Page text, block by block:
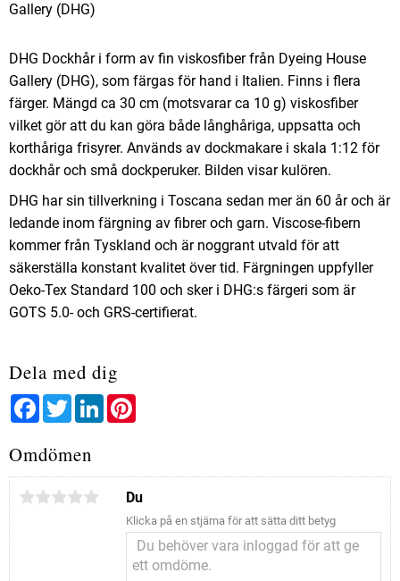
Gallery (DHG)
DHG Dockhår i form av fin viskosfiber från Dyeing House
Gallery (DHG), som färgas för hand i Italien. Finns i flera
färger. Mängd ca 30 cm (motsvarar ca 10 g) viskosfiber
vilket gör att du kan göra både långhåriga, uppsatta och
korthåriga frisyrer. Används av dockmakare i skala 1:12 för
dockhår och små dockperuker. Bilden visar kulören.
DHG har sin tillverkning i Toscana sedan mer än 60 år och är
ledande inom färgning av fibrer och garn. Viscose-fibern
kommer från Tyskland och är noggrant utvald för att
säkerställa konstant kvalitet över tid. Färgningen uppfyller
Oeko-Tex Standard 100 och sker i DHG:s färgeri som är
GOTS 5.0- och GRS-certifierat.
Dela med dig
FacebookTwitterLinkedIn
Omdömen
Du
Klicka på en stjärna för att sätta ditt betyg